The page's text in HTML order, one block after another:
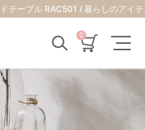
0
ミッドセンチュリーモダン モジュー